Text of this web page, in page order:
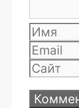
Имя
Email
Сайт